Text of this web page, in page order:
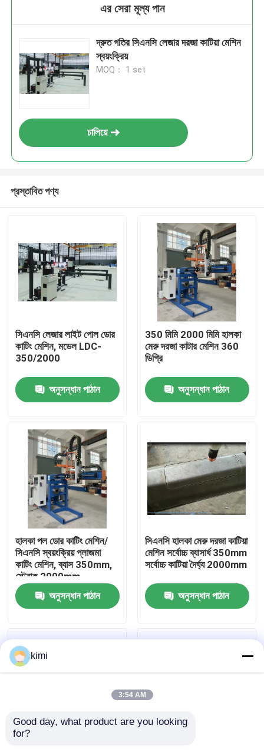
পণ্য
আমাদের সম্পর্কে
কারখানা পরিদর্শন
মান নিয়ন্ত্রণ
আমাদের সাথে যোগাযোগ করুন
খবর
মামলা
এর সেরা মূল্য পান
দ্রুত গতির সিএনসি লেজার দরজা কাটিয়া মেশিন
স্বয়ংক্রিয়
MOQ： 1 set
চালিয়ে
প্রস্তাবিত পণ্য
সিএনসি লেজার লাইট পোল ডোর
কাটিং মেশিন, মডেল LDC-
350/2000
অনুসন্ধান পাঠান
350 মিমি 2000 মিমি হালকা
মেরু দরজা কাটার মেশিন 360
ডিগ্রি
অনুসন্ধান পাঠান
হালকা পল ডোর কাটিং মেশিন/
সিএনসি স্বয়ংক্রিয় প্লাজমা
কাটিং মেশিন, ব্যাস 350mm,
স্ট্রোক 2000mm
অনুসন্ধান পাঠান
সিএনসি হালকা মেরু দরজা কাটিয়া
মেশিন সর্বোচ্চ ব্যাসার্ধ 350mm
সর্বোচ্চ কাটিয়া দৈর্ঘ্য 2000mm
অনুসন্ধান পাঠান
kimi
3:54 AM
Good day, what product are you looking
for?